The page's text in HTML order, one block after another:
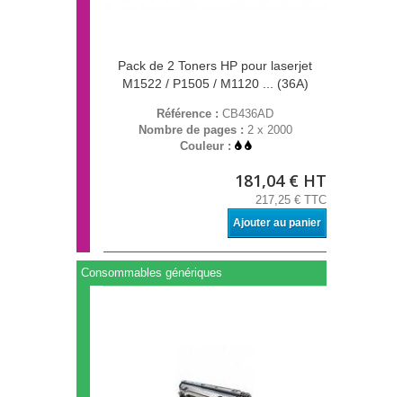
Pack de 2 Toners HP pour laserjet
M1522 / P1505 / M1120 ... (36A)
Référence : CB436AD
Nombre de pages : 2 x 2000
Couleur :
181,04 € HT
217,25 € TTC
Ajouter au panier
Consommables génériques